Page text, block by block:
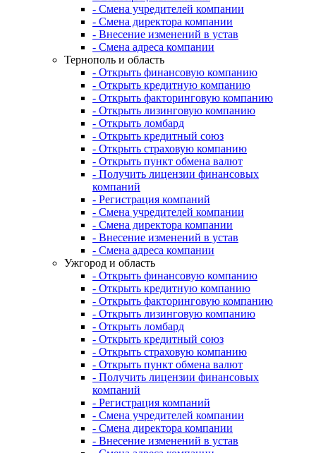
- Смена учредителей компании
- Смена директора компании
- Внесение изменений в устав
- Смена адреса компании
Тернополь и область
- Открыть финансовую компанию
- Открыть кредитную компанию
- Открыть факторинговую компанию
- Открыть лизинговую компанию
- Открыть ломбард
- Открыть кредитный союз
- Открыть страховую компанию
- Открыть пункт обмена валют
- Получить лицензии финансовых
компаний
- Регистрация компаний
- Смена учредителей компании
- Смена директора компании
- Внесение изменений в устав
- Смена адреса компании
Ужгород и область
- Открыть финансовую компанию
- Открыть кредитную компанию
- Открыть факторинговую компанию
- Открыть лизинговую компанию
- Открыть ломбард
- Открыть кредитный союз
- Открыть страховую компанию
- Открыть пункт обмена валют
- Получить лицензии финансовых
компаний
- Регистрация компаний
- Смена учредителей компании
- Смена директора компании
- Внесение изменений в устав